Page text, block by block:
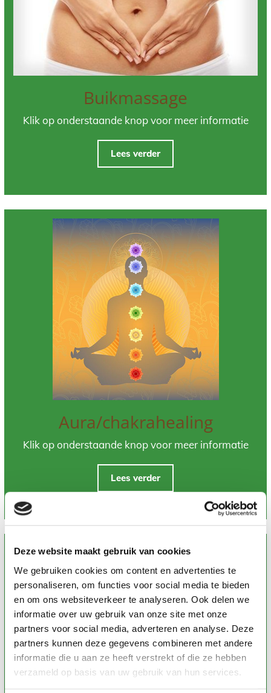
Deze website maakt gebruik van cookies
We gebruiken cookies om content en advertenties te
personaliseren, om functies voor social media te bieden
en om ons websiteverkeer te analyseren. Ook delen we
informatie over uw gebruik van onze site met onze
partners voor social media, adverteren en analyse. Deze
partners kunnen deze gegevens combineren met andere
informatie die u aan ze heeft verstrekt of die ze hebben
verzameld op basis van uw gebruik van hun services.
Buikmassage
Klik op onderstaande knop voor meer informatie
Lees verder
Aura/chakrahealing
Klik op onderstaande knop voor meer informatie
Lees verder